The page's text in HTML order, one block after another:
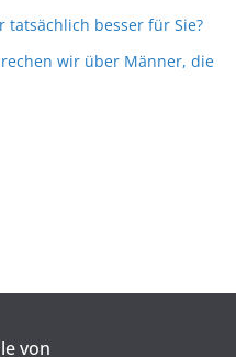
tatsächlich besser für Sie?
wir über Männer, die
von